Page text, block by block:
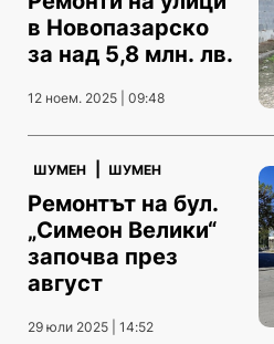
в Новопазарско
за над 5,8 млн. лв.
12 ноем. 2025 | 09:48
ШУМЕН ШУМЕН
Ремонтът на бул.
„Симеон Велики“
започва през
август
29 юли 2025 | 14:52